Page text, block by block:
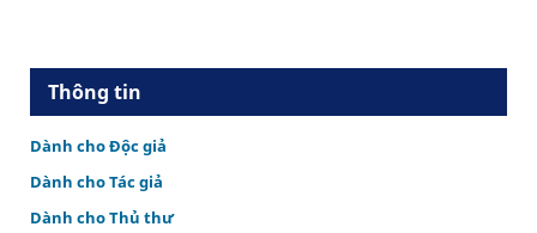
Thông tin
Dành cho Độc giả
Dành cho Tác giả
Dành cho Thủ thư